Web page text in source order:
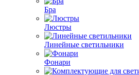
Бра
Люстры
Линейные светильники
Фонари